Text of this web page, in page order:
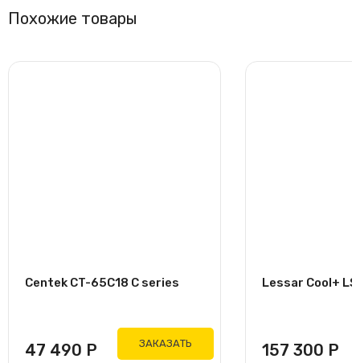
Похожие товары
Centek CT-65C18 C series
47 490 Р ЗАКАЗАТЬ
Lessar Cool+
157 300 Р